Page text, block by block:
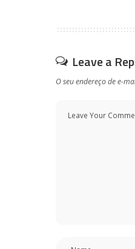
Leave a
O seu endereço de e-